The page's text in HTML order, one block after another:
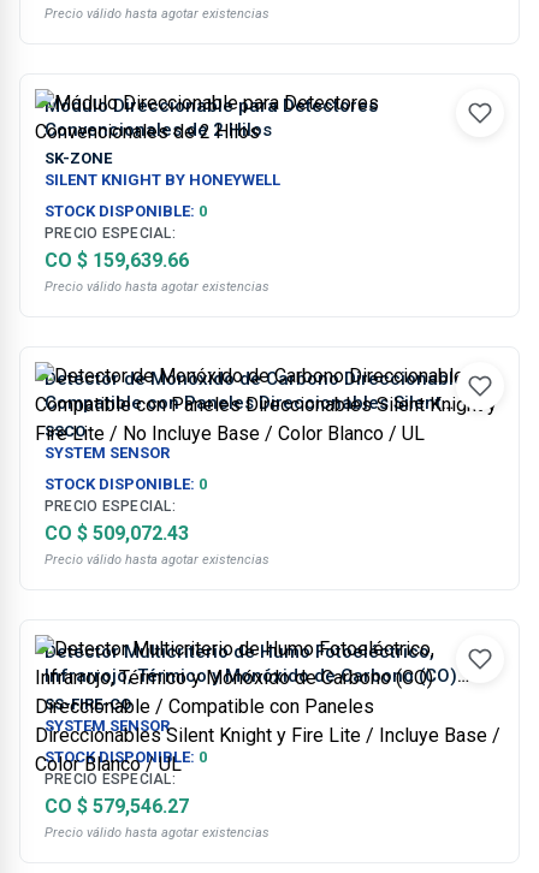
Precio válido hasta agotar existencias
Módulo Direccionable para Detectores
Convencionales de 2 Hilos
SK-ZONE
SILENT KNIGHT BY HONEYWELL
STOCK DISPONIBLE: 0
PRECIO ESPECIAL:
CO $ 159,639.66
Precio válido hasta agotar existencias
Detector de Monóxido de Carbono Direccionable /
Compatible con Paneles Direccionables Silent
Knight y Fire Lite / No Incluye Base / Color Blanco /
UL
SSCO
SYSTEM SENSOR
STOCK DISPONIBLE: 0
PRECIO ESPECIAL:
CO $ 509,072.43
Precio válido hasta agotar existencias
Detector Multicriterio de Humo Fotoeléctrico,
Infrarrojo, Térmico y Monóxido de Carbono (CO)
Direccionable / Compatible con Paneles
Direccionables Silent Knight y Fire Lite / Incluye
Base / Color Blanco / UL
SS-FIRE-CO
SYSTEM SENSOR
STOCK DISPONIBLE: 0
PRECIO ESPECIAL:
CO $ 579,546.27
Precio válido hasta agotar existencias